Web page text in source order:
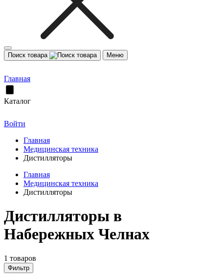
Поиск товара Меню
Главная
Каталог
Войти
Главная
Медицинская техника
Дистилляторы
Главная
Медицинская техника
Дистилляторы
Дистилляторы в
Набережных Челнах
1 товаров
Фильтр